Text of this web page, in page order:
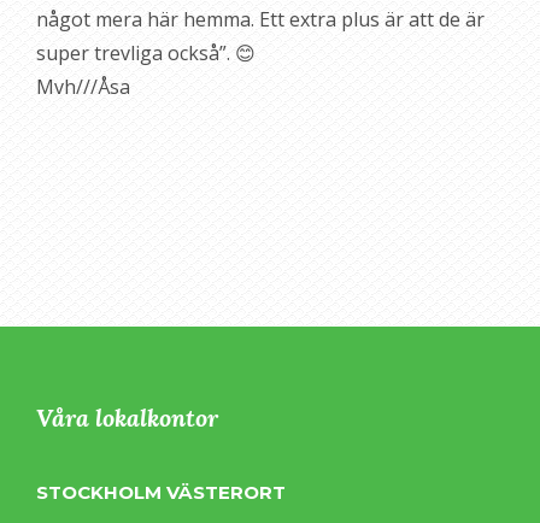
något mera här hemma. Ett extra plus är att de är
super trevliga också”. 😊
Mvh///Åsa
Våra lokalkontor
STOCKHOLM VÄSTERORT